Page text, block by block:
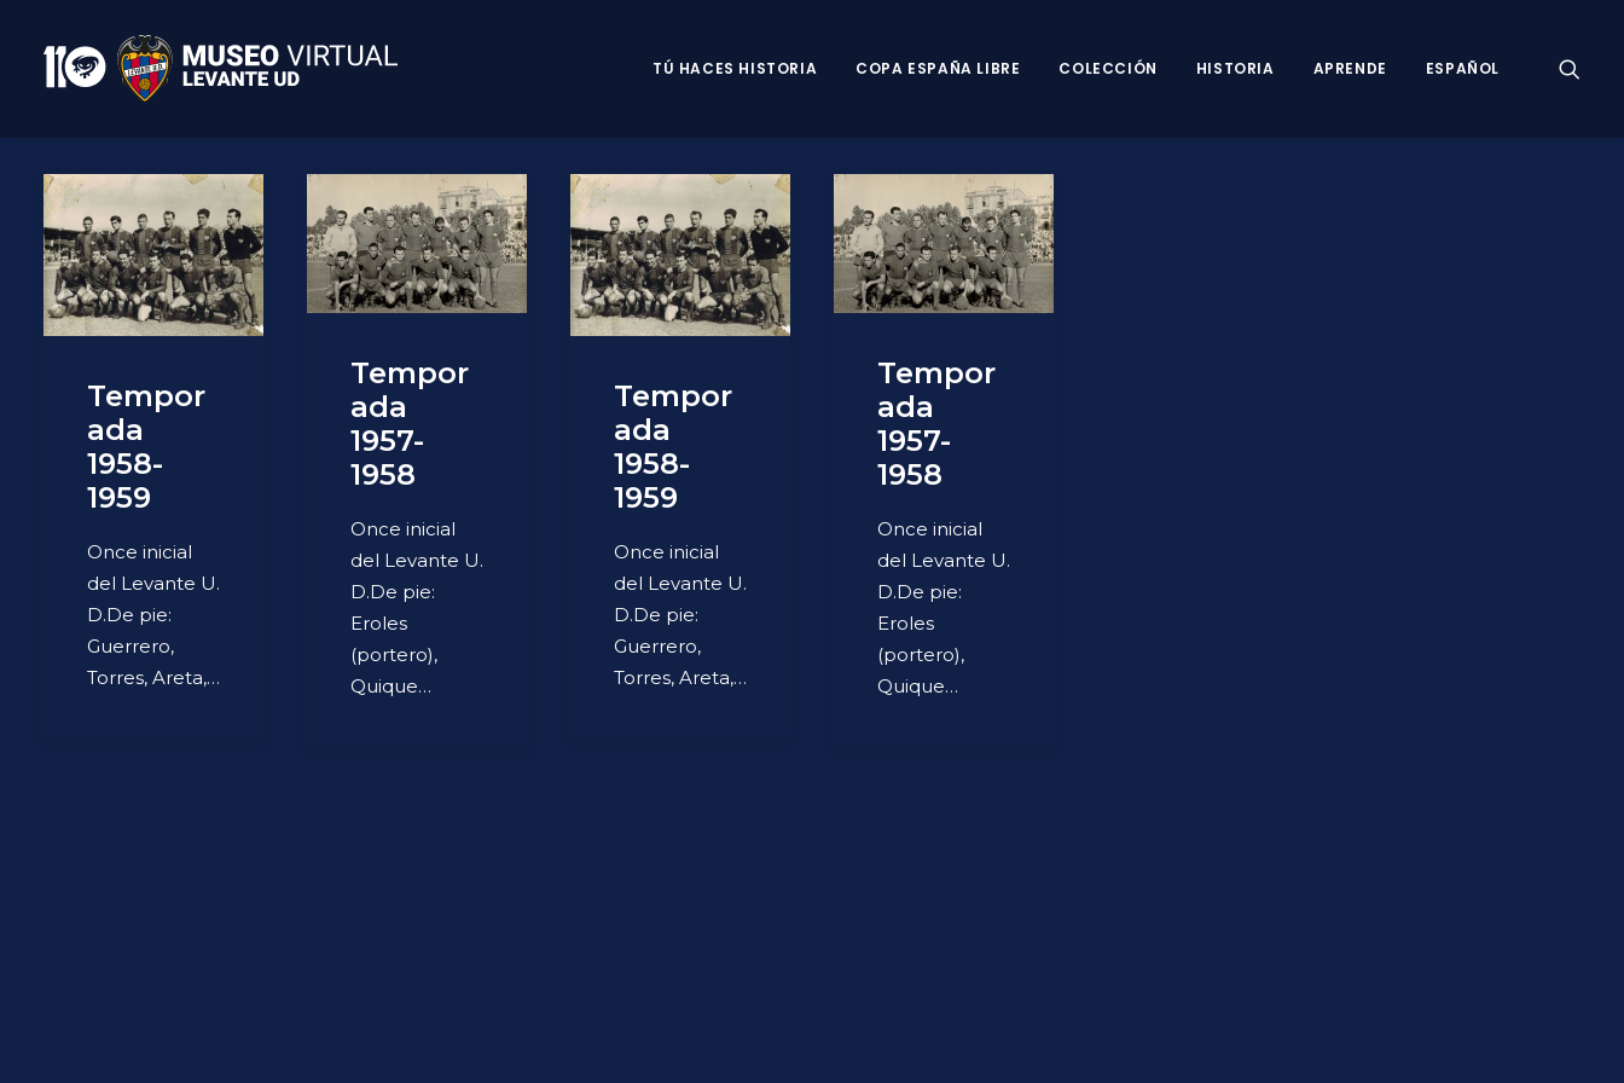
TÚ HACES HISTORIA COPA ESPAÑA LIBRE COLECCIÓN HISTORIA APRENDE ESPAÑOL
Tempor
ada
1958-
1959
Once inicial
del Levante U.
D.De pie:
Guerrero,
Torres, Areta,…
Tempor
ada
1957-
1958
Once inicial
del Levante U.
D.De pie:
Eroles
(portero),
Quique…
Tempor
ada
1958-
1959
Once inicial
del Levante U.
D.De pie:
Guerrero,
Torres, Areta,…
Tempor
ada
1957-
1958
Once inicial
del Levante U.
D.De pie:
Eroles
(portero),
Quique…